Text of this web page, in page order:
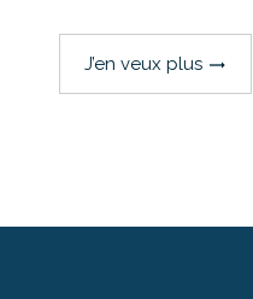
J’en veux plus trending_flat